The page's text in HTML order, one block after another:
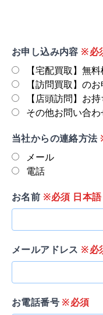
お申し込み内容 ※必
【宅配買取】無
【訪問買取】の
【店頭訪問】お
その他お問い合わ
当社からの連絡方法
メール
電話
お名前 ※必須 日本語
メールアドレス ※必
お電話番号 ※必須